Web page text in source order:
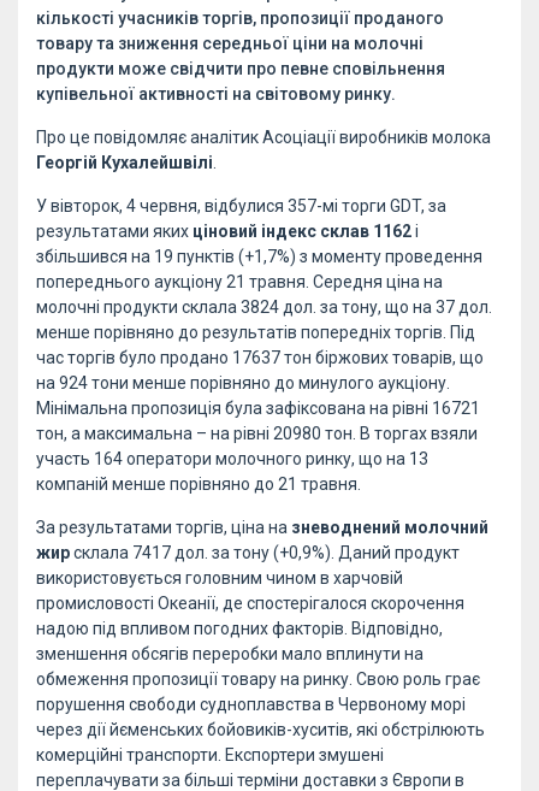
кількості учасників торгів, пропозиції проданого
товару та зниження середньої ціни на молочні
продукти може свідчити про певне сповільнення
купівельної активності на світовому ринку.
Про це повідомляє аналітик Асоціації виробників молока
Георгій Кухалейшвілі
У вівторок, 4 червня, відбулися 357-мі торги GDT, за
результатами яких ціновий індекс склав 1162і
збільшився на 19 пунктів (+1,7%) з моменту проведення
попереднього аукціону 21 травня. Середня ціна на
молочні продукти склала 3824 дол. за тону, що на 37 дол.
менше порівняно до результатів попередніх торгів. Під
час торгів було продано 17637 тон біржових товарів, що
на 924 тони менше порівняно до минулого аукціону.
Мінімальна пропозиція була зафіксована на рівні 16721
тон, а максимальна – на рівні 20980 тон. В торгах взяли
участь 164 оператори молочного ринку, що на 13
компаній менше порівняно до 21 травня.
За результатами торгів, ціна на зневоднений молочний
жирсклала 7417 дол. за тону (+0,9%). Даний продукт
використовується головним чином в харчовій
промисловості Океанії, де спостерігалося скорочення
надою під впливом погодних факторів. Відповідно,
зменшення обсягів переробки мало вплинути на
обмеження пропозиції товару на ринку. Свою роль грає
порушення свободи судноплавства в Червоному морі
через дії йєменських бойовиків-хуситів, які обстрілюють
комерційні транспорти. Експортери змушені
переплачувати за більші терміни доставки з Європи в